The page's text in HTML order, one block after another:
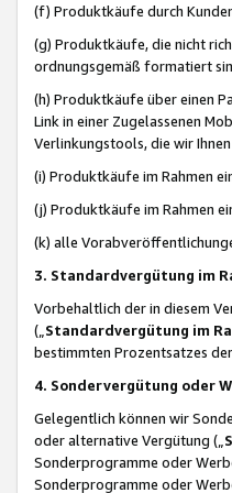
(f) Produktkäufe durch
(g) Produktkäufe, die nicht
ordnungsgemäß formatiert
(h) Produktkäufe über einen
Link in einer Zugelassenen
Verlinkungstools, die wir
(i) Produktkäufe im Rahmen
(j) Produktkäufe im Rahmen
(k) alle
3. Standardvergütung im
Vorbehaltlich der in diesem
(„ Standardvergütung im
bestimmten Prozentsatzes
4. Sondervergütung oder
Gelegentlich können wir
oder alternative Vergütung („
Sonderprogramme oder
Sonderprogramme oder